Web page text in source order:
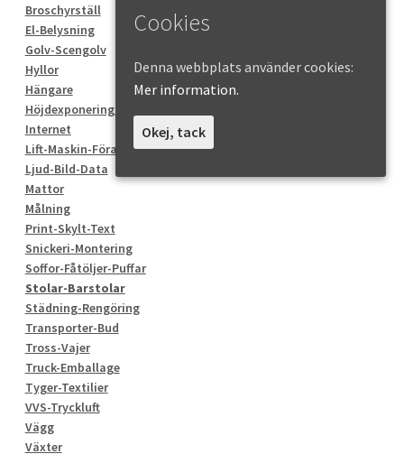
Broschyrställ
El-Belysning
Golv-Scengolv
Hyllor
Hängare
Höjdexponering-Byggnation
Internet
Lift-Maskin-Förare
Ljud-Bild-Data
Mattor
Målning
Print-Skylt-Text
Snickeri-Montering
Soffor-Fåtöljer-Puffar
Stolar-Barstolar
Städning-Rengöring
Transporter-Bud
Tross-Vajer
Truck-Emballage
Tyger-Textilier
VVS-Tryckluft
Vägg
Växter
Cookies
Denna webbplats använder cookies:
Mer information.
Okej, tack